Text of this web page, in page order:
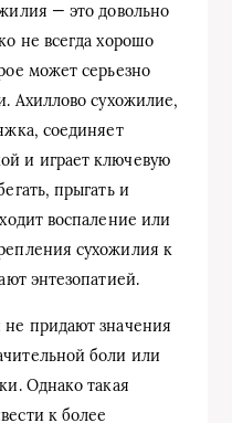
— это довольно
не всегда хорошо
может серьезно
Ахиллово сухожилие,
соединяет
и играет ключевую
прыгать и
воспаление или
сухожилия к
энтезопатией.
придают значения
боли или
Однако такая
к более